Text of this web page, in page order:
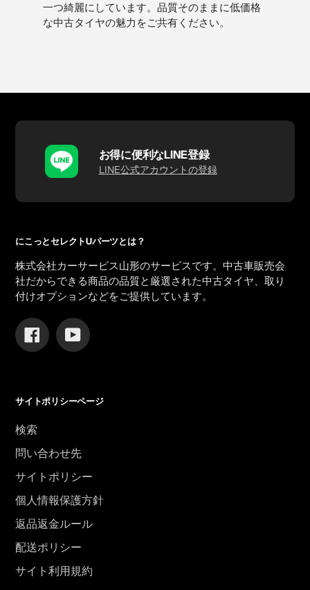
一つ綺麗にしています。品質そのままに低価格
な中古タイヤの魅力をご共有ください。
お得に便利なLINE登録
LINE公式アカウントの登録
にこっとセレクトUパーツとは？
株式会社カーサービス山形のサービスです。中古車販売会
社だからできる商品の品質と厳選された中古タイヤ、取り
付けオプションなどをご提供しています。
FacebookYouTube
サイトポリシーページ
検索
問い合わせ先
サイトポリシー
個人情報保護方針
返品返金ルール
配送ポリシー
サイト利用規約